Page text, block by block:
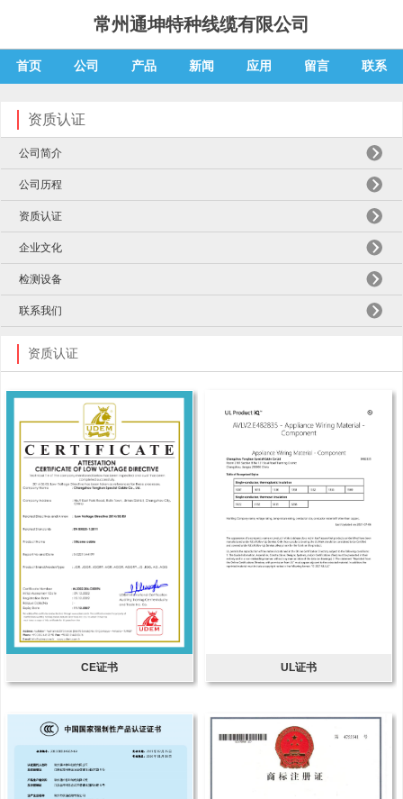
常州通坤特种线缆有限公司
首页 公司 产品 新闻 应用 留言 联系
资质认证
公司简介
公司历程
资质认证
企业文化
检测设备
联系我们
资质认证
CE证书 UL证书